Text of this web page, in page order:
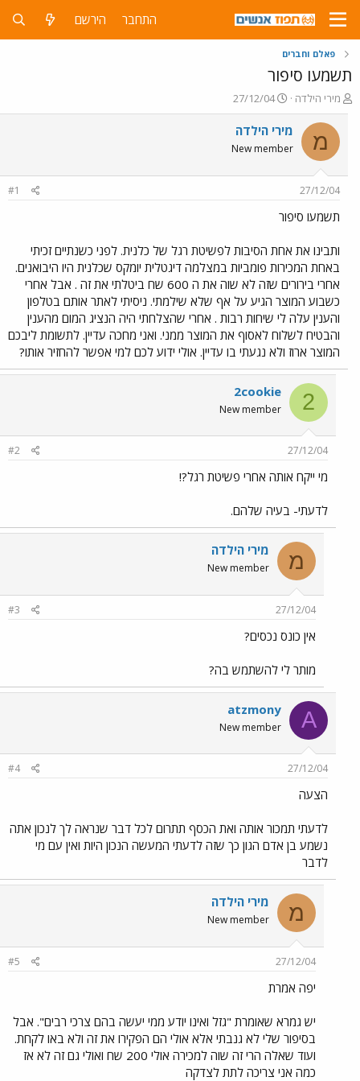
התחבר הירשם
פאלם וחברים
תשמעו סיפור
פ
ו
ת
ח
ה
ש
א
מירי הילדה
פ
ו
ר
ם
27/12/04
מ מירי הילדה
New member
27/12/04
#1
תשמעו סיפור
ותבינו את אחת הסיבות לפשיטת רגל של כלנית. לפני כשנתיים זכיתי
באחת המכירות פומביות במצלמה דיגטלית יומקס שכלנית היו היבואנים.
אחרי בירורים שזה לא שוה את ה 600 שח ביטלתי את זה . אבל אחרי
כשבוע המוצר הגיע על אף שלא שילמתי. ניסיתי לאתר אותם בטלפון
והענין עלה לי שיחות רבות . אחרי שהצלחתי היה הנציג המום מהענין
והבטיח לשלוח לאסוף את המוצר ממני. ואני מחכה עדיין. לתשומת ליבכם
המוצר ארוז ולא נגעתי בו עדיין. אולי ידוע לכם למי אפשר להחזיר אותו?
2
2cookie
New member
27/12/04
#2
מי ייקח אותה אחרי פשיטת רגל?!
לדעתי- בעיה שלהם.
מ מירי הילדה
New member
27/12/04
#3
אין כונס נכסים?
מותר לי להשתמש בה?
A
atzmony
New member
27/12/04
#4
הצעה
לדעתי תמכור אותה ואת הכסף תתרום לכל דבר שנראה לך לנכון אתה
נשמע בן אדם הגון כך שזה לדעתי המעשה הנכון היות ואין עם מי
לדבר
מ מירי הילדה
New member
27/12/04
#5
יפה אמרת
יש גמרא שאומרת "גזל ואינו יודע ממי יעשה בהם צרכי רבים". אבל
בסיפור שלי לא גנבתי אלא אולי הם הפקירו את זה ולא באו לקחת.
ועוד שאלה הרי זה שוה למכירה אולי 200 שח ואולי גם זה לא אז
כמה אני צריכה לתת לצדקה